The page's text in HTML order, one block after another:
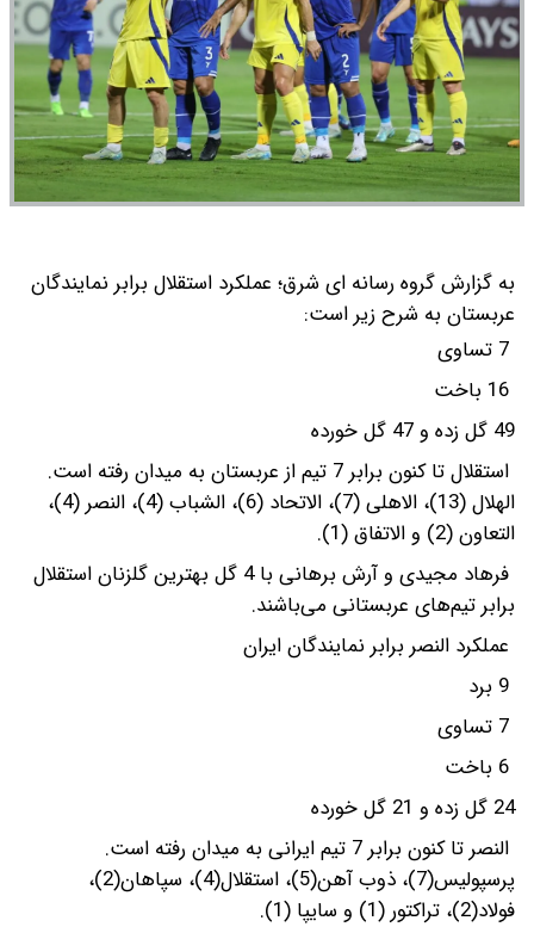
به گزارش گروه رسانه ای شرق؛ عملکرد استقلال برابر نمایندگان
عربستان به شرح زیر است:
49 گل زده و 47 گل خورده
استقلال تا کنون برابر 7 تیم از عربستان به میدان رفته است.
الهلال (13)، الاهلی (7)، الاتحاد (6)، الشباب (4)، النصر (4)،
التعاون (2) و الاتفاق (1).
فرهاد مجیدی و آرش برهانی با 4 گل بهترین گلزنان استقلال
برابر تیم‌های عربستانی می‌باشند.
عملکرد النصر برابر نمایندگان ایران
24 گل زده و 21 گل خورده
النصر تا کنون برابر 7 تیم ایرانی به میدان رفته است.
پرسپولیس(7)، ذوب آهن(5)، استقلال(4)، سپاهان(2)،
فولاد(2)، تراکتور (1) و سایپا (1).